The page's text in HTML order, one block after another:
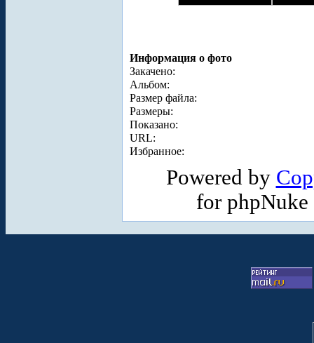
Информация о фото
Закачено:
Альбом:
Размер файла:
Размеры:
Показано:
URL:
Избранное:
Powered by
for